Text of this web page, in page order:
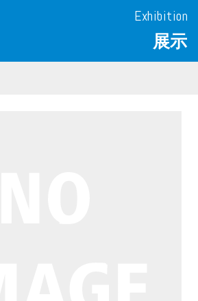
Exhibition
展示